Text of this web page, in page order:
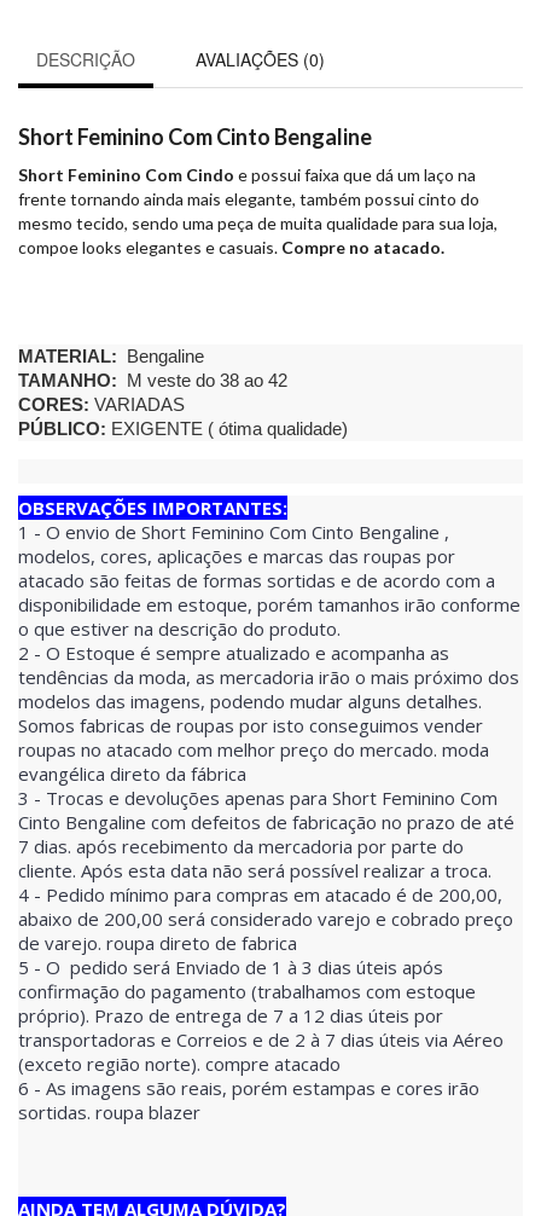
DESCRIÇÃO AVALIAÇÕES (0)
Short Feminino Com Cinto Bengaline
Short Feminino Com Cindo e possui faixa que dá um laço na
frente tornando ainda mais elegante, também possui cinto do
mesmo tecido, sendo uma peça de muita qualidade para sua loja,
compoe looks elegantes e casuais. Compre no atacado.
MATERIAL: Bengaline
TAMANHO: M veste do 38 ao 42
CORES: VARIADAS
PÚBLICO: EXIGENTE ( ótima qualidade)
OBSERVAÇÕES IMPORTANTES:
1 - O envio de Short Feminino Com Cinto Bengaline ,
modelos, cores, aplicações e marcas das roupas por
atacado são feitas de formas sortidas e de acordo com a
disponibilidade em estoque, porém tamanhos irão conforme
o que estiver na descrição do produto.
2 - O Estoque é sempre atualizado e acompanha as
tendências da moda, as mercadoria irão o mais próximo dos
modelos das imagens, podendo mudar alguns detalhes.
Somos fabricas de roupas por isto conseguimos vender
roupas no atacado com melhor preço do mercado. moda
evangélica direto da fábrica
3 - Trocas e devoluções apenas para Short Feminino Com
Cinto Bengaline com defeitos de fabricação no prazo de até
7 dias. após recebimento da mercadoria por parte do
cliente. Após esta data não será possível realizar a troca.
4 - Pedido mínimo para compras em atacado é de 200,00,
abaixo de 200,00 será considerado varejo e cobrado preço
de varejo. roupa direto de fabrica
5 - O pedido será Enviado de 1 à 3 dias úteis após
confirmação do pagamento (trabalhamos com estoque
próprio). Prazo de entrega de 7 a 12 dias úteis por
transportadoras e Correios e de 2 à 7 dias úteis via Aéreo
(exceto região norte). compre atacado
6 - As imagens são reais, porém estampas e cores irão
sortidas. roupa blazer
AINDA TEM ALGUMA DÚVIDA?